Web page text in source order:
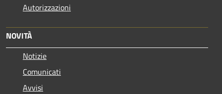
Autorizzazioni
NOVITÀ
Notizie
Comunicati
Avvisi